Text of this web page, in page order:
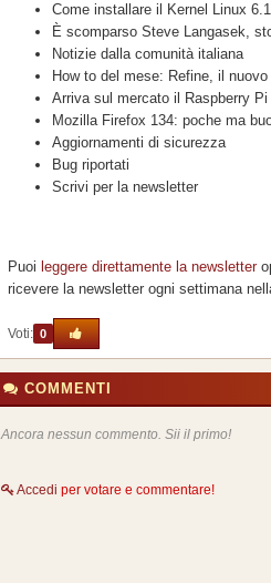
Come installare il Kernel Linux
È scomparso Steve Langasek,
Notizie dalla comunità italiana
How to del mese: Refine, il
Arriva sul mercato il Raspberry
Mozilla Firefox 134: poche ma
Aggiornamenti di sicurezza
Bug riportati
Scrivi per la newsletter
Puoi leggere direttamente la newsletter
ricevere la newsletter ogni settimana
Voti: 0
COMMENTI
Ancora nessun commento. Sii il primo!
Accedi per votare e commentare!